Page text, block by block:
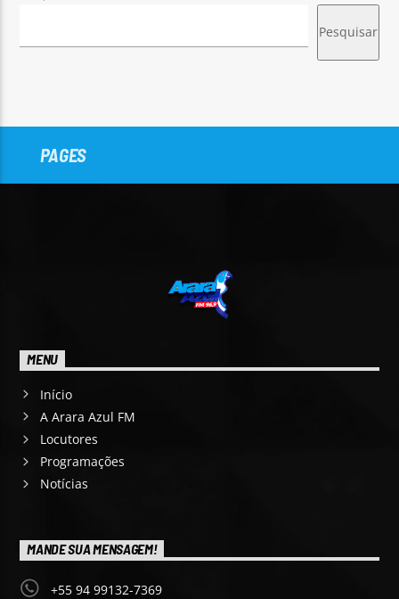
Pesquisar
PAGES
MENU
Início
A Arara Azul FM
Locutores
Programações
Notícias
MANDE SUA MENSAGEM!
+55 94 99132-7369